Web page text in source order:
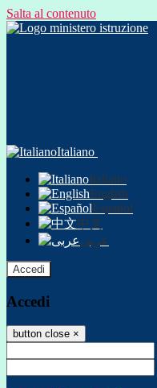
Salta al contenuto
Italiano
Italiano
English
Español
中文
عربى
Accedi
Accedi
button close ×